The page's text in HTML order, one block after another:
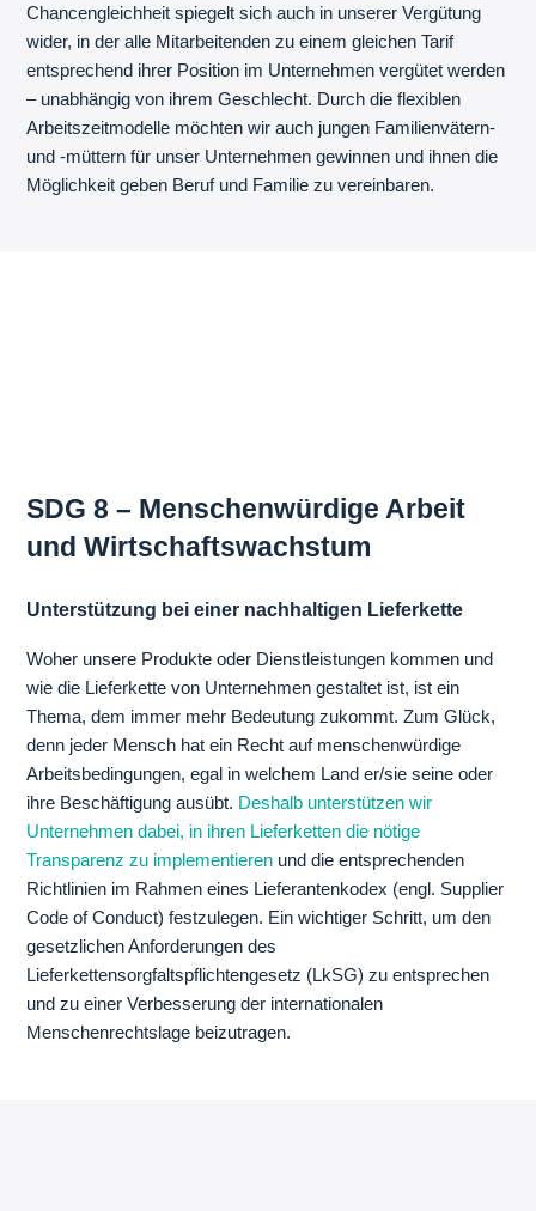
Chancengleichheit spiegelt sich auch in unserer Vergütung
wider, in der alle Mitarbeitenden zu einem gleichen Tarif
entsprechend ihrer Position im Unternehmen vergütet werden
– unabhängig von ihrem Geschlecht. Durch die flexiblen
Arbeitszeitmodelle möchten wir auch jungen Familienvätern-
und -müttern für unser Unternehmen gewinnen und ihnen die
Möglichkeit geben Beruf und Familie zu vereinbaren.
SDG 8 – Menschenwürdige Arbeit
und Wirtschaftswachstum
Unterstützung bei einer nachhaltigen Lieferkette
Woher unsere Produkte oder Dienstleistungen kommen und
wie die Lieferkette von Unternehmen gestaltet ist, ist ein
Thema, dem immer mehr Bedeutung zukommt. Zum Glück,
denn jeder Mensch hat ein Recht auf menschenwürdige
Arbeitsbedingungen, egal in welchem Land er/sie seine oder
ihre Beschäftigung ausübt. Deshalb unterstützen wir
Unternehmen dabei, in ihren Lieferketten die nötige
Transparenz zu implementieren und die entsprechenden
Richtlinien im Rahmen eines Lieferantenkodex (engl. Supplier
Code of Conduct) festzulegen. Ein wichtiger Schritt, um den
gesetzlichen Anforderungen des
Lieferkettensorgfaltspflichtengesetz (LkSG) zu entsprechen
und zu einer Verbesserung der internationalen
Menschenrechtslage beizutragen.